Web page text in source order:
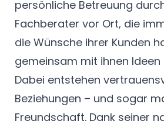
persönliche Betreuung
Fachberater vor Ort, die
die Wünsche ihrer Kunden
gemeinsam mit ihnen Ideen
Dabei entstehen
Beziehungen – und sogar
Freundschaft. Dank seiner